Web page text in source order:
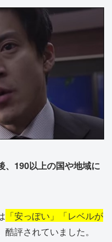
、190以上の国や地域に
「安っぽい」「レベルが
酷評されていました。